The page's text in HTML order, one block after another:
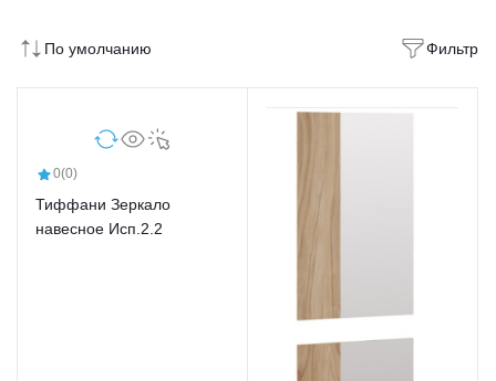
По умолчанию Фильтр
0(0)
Тиффани Зеркало
навесное Исп.2.2